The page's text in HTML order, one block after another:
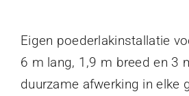
Eigen poederlakinstallatie
6 m lang, 1,9 m breed en 3
duurzame afwerking in elke